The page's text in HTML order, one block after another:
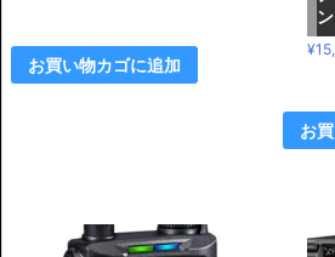
お買い物カゴに追加
¥
お